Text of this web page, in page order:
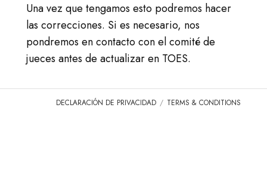
Una vez que tengamos esto podremos hacer
las correcciones. Si es necesario, nos
pondremos en contacto con el comité de
jueces antes de actualizar en TOES.
DECLARACIÓN DE PRIVACIDAD TERMS & CONDITIONS